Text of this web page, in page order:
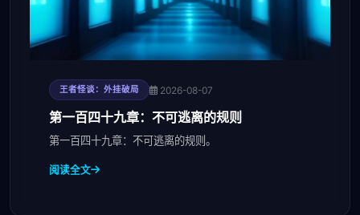
王者怪谈：外挂破局 2026-08-07
第一百四十九章：不可逃离的规则
第一百四十九章：不可逃离的规则。
阅读全文